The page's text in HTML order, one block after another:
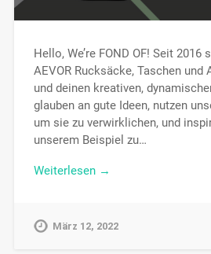
Hello, We’re FOND OF! Seit
AEVOR Rucksäcke, Taschen
und deinen kreativen,
glauben an gute Ideen, nutzen
um sie zu verwirklichen, und
unserem Beispiel zu…
Weiterlesen →
März 12, 2022